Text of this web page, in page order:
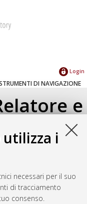
i
necessari per il suo
di tracciamento
consenso.
Login
DI NAVIGAZIONE
e